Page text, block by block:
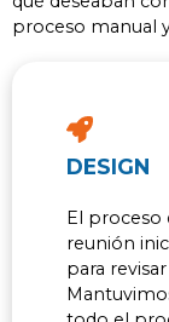
proceso manual
DESIGN
El proceso
reunión
para